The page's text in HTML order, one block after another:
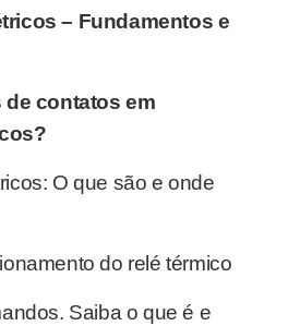
– Fundamentos e
contatos em
O que são e onde
do relé térmico
Saiba o que é e